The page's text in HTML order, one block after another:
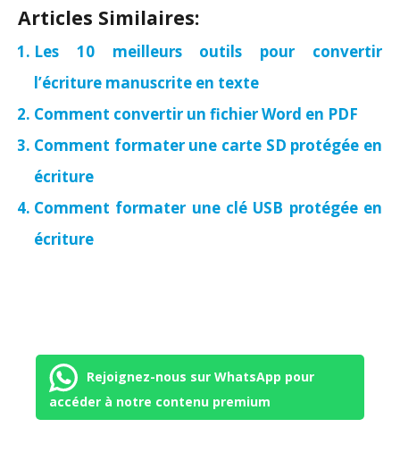
Articles Similaires:
Les 10 meilleurs outils pour convertir
l’écriture manuscrite en texte
Comment convertir un fichier Word en PDF
Comment formater une carte SD protégée en
écriture
Comment formater une clé USB protégée en
écriture
Rejoignez-nous sur WhatsApp pour
accéder à notre contenu premium